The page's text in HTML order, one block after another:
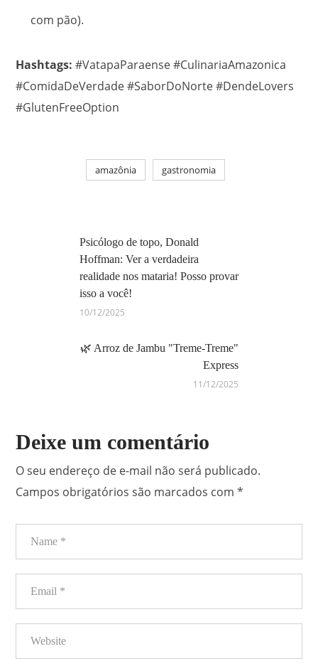
com pão).
Hashtags: #VatapaParaense #CulinariaAmazonica
#ComidaDeVerdade #SaborDoNorte #DendeLovers
#GlutenFreeOption
amazônia gastronomia
Psicólogo de topo, Donald
Hoffman: Ver a verdadeira
realidade nos mataria! Posso provar
isso a você!
10/12/2025
🌿 Arroz de Jambu "Treme-Treme"
Express
11/12/2025
Deixe um comentário
O seu endereço de e-mail não será publicado.
Campos obrigatórios são marcados com*